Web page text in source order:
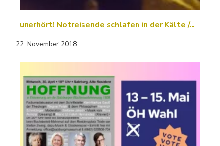
unerhört! Notreisende schlafen in der Kälte /…
22. November 2018